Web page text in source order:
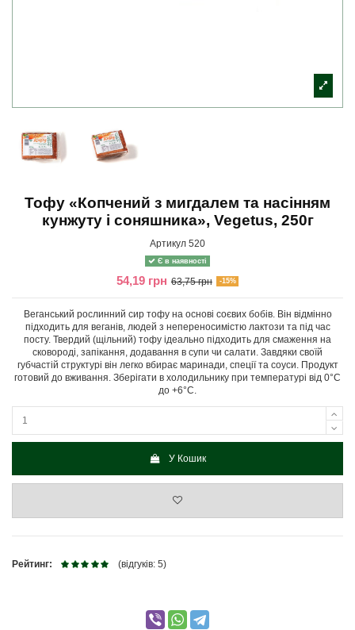
Тофу «Копчений з мигдалем та насінням
кунжуту і соняшника», Vegetus, 250г
Артикул 520
Є в наявності
54,19 грн 63,75 грн -15%
Веганський рослинний сир тофу на основі соєвих бобів. Він відмінно
підходить для веганів, людей з непереносимістю лактози та під час
посту. Твердий (щільний) тофу ідеально підходить для смаження на
сковороді, запікання, додавання в супи чи салати. Завдяки своїй
губчастій структурі він легко вбирає маринади, спеції та соуси. Продукт
готовий до вживання. Зберігати в холодильнику при температурі від 0°С
до +6°С.
У Кошик
Рейтинг: (відгуків: 5)